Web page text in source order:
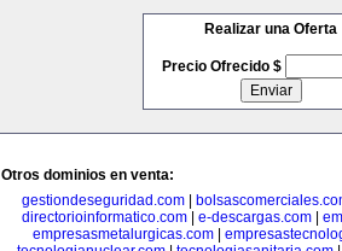
Realizar una Oferta
Precio Ofrecido $
Otros dominios en venta:
gestiondeseguridad.com
directorioinformatico.com
e-descargas.com
empresasmetalurgicas.com|